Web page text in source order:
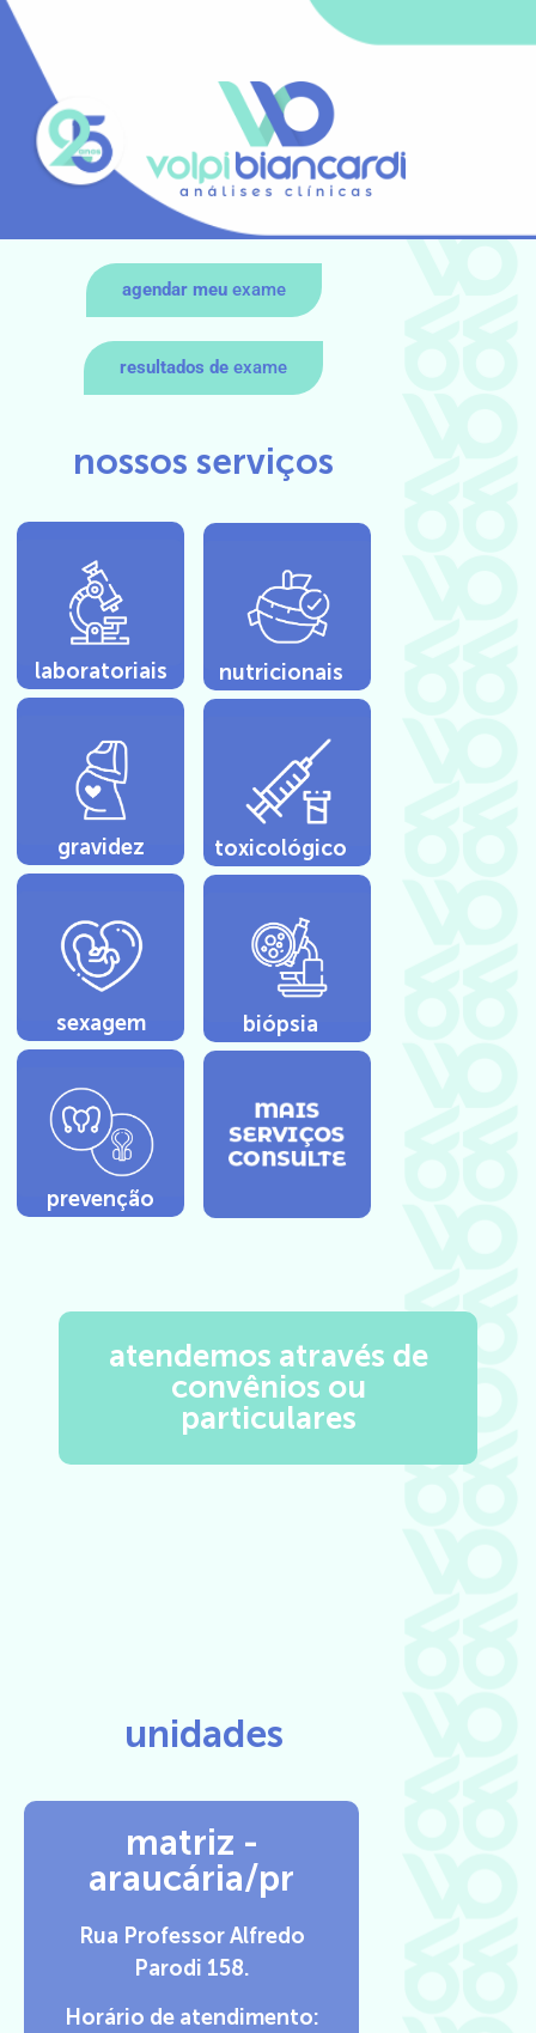
agendar meuexame
resultados de exame
nossos serviços
laboratoriais
gravidez
sexagem
prevenção
nutricionais
toxicológico
biópsia
atendemos através de
convênios ou
particulares
unidades
matriz -
araucária/pr
Rua Professor Alfredo
Parodi 158.
Horário de atendimento: